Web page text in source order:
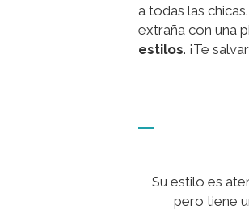
a todas las
extraña con una
estilos. ¡Te
Su estilo es
pero tiene